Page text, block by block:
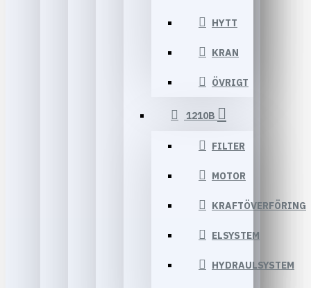
HYTT
KRAN
ÖVRIGT
1210B
FILTER
MOTOR
KRAFTÖVERFÖRING
ELSYSTEM
HYDRAULSYSTEM